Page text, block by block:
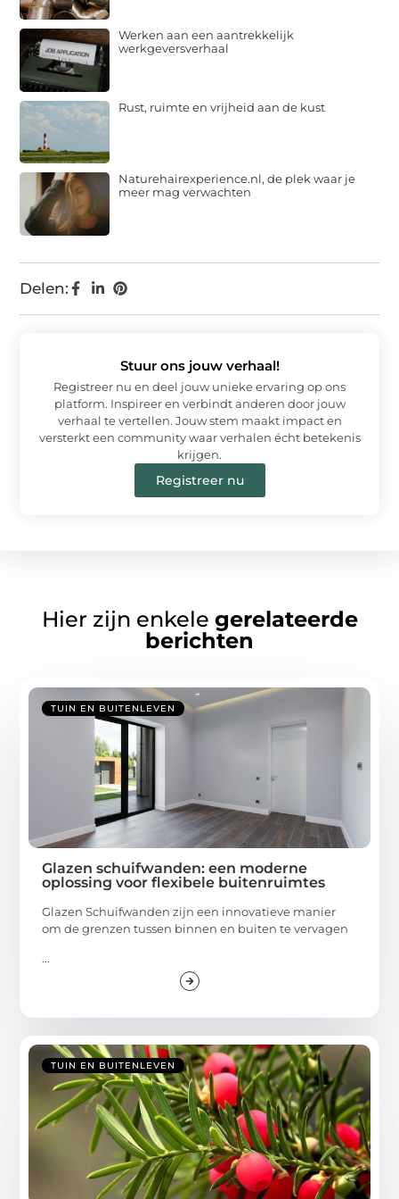
Delen:
Werken aan een aantrekkelijk
werkgeversverhaal
Rust, ruimte en vrijheid aan de kust
Naturehairexperience.nl, de plek waar je
meer mag verwachten
Stuur ons jouw verhaal!
Registreer nu en deel jouw unieke ervaring op ons
platform. Inspireer en verbindt anderen door jouw
verhaal te vertellen. Jouw stem maakt impact en
versterkt een community waar verhalen écht betekenis
krijgen.
Registreer nu
Hier zijn enkele gerelateerde
berichten
TUIN EN BUITENLEVEN
Glazen schuifwanden: een moderne
oplossing voor flexibele buitenruimtes
Glazen Schuifwanden zijn een innovatieve manier
om de grenzen tussen binnen en buiten te vervagen
...
TUIN EN BUITENLEVEN